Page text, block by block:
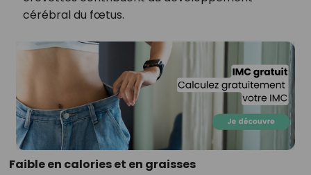
cérébral du fœtus.
Faible en calories et en graisses